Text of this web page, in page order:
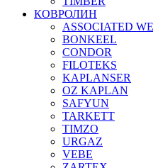
КОВРОЛИН
ASSOCIATED
BONKEEL
CONDOR
FILOTEKS
KAPLANSER
OZ KAPLAN
SAFYUN
TARKETT
TIMZO
URGAZ
VEBE